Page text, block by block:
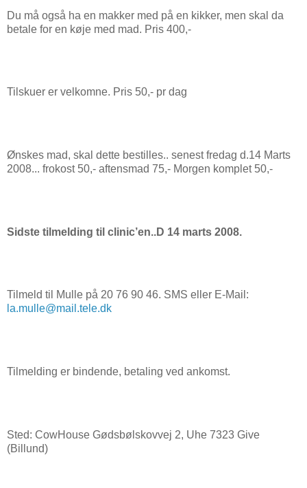
Du må også ha en makker med på en kikker, men skal da
betale for en køje med mad. Pris 400,-
Tilskuer er velkomne. Pris 50,- pr dag
Ønskes mad, skal dette bestilles.. senest fredag d.14 Marts
2008... frokost 50,- aftensmad 75,- Morgen komplet 50,-
Sidste tilmelding til clinic’en..D 14 marts 2008.
Tilmeld til Mulle på 20 76 90 46. SMS eller E-Mail:
la.mulle@mail.tele.dk
Tilmelding er bindende, betaling ved ankomst.
Sted: CowHouse Gødsbølskovvej 2, Uhe 7323 Give
(Billund)